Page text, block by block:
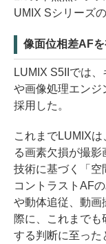
UMIX Sシリーズ
像面位相差AF
LUMIX S5IIでは
や画像処理エンジ
採用した。
これまでLUMIX
る画素欠損が撮
技術に基づく「空
コントラストAF
や動体追従、動画
際に、これまで
する判断に至った